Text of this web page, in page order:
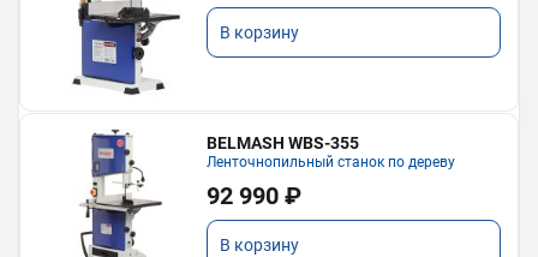
В корзину
BELMASH WBS-355
Ленточнопильный станок по дереву
92 990 ₽
В корзину